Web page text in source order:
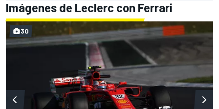
Imágenes de Leclerc con Ferrari
30